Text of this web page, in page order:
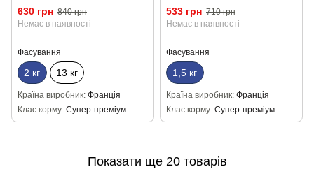
нижніх сечовивідних шляхів 2
кг
630 грн 840 грн
Немає в наявності
Фасування
2 кг 13 кг
Країна виробник Франція
Клас корму Супер-преміум
захворюваннях нижніх
сечовивідних шляхів 1.5 кг
533 грн 710 грн
Немає в наявності
Фасування
1,5 кг
Країна виробник Франція
Клас корму Супер-преміум
Показати ще 20 товарів